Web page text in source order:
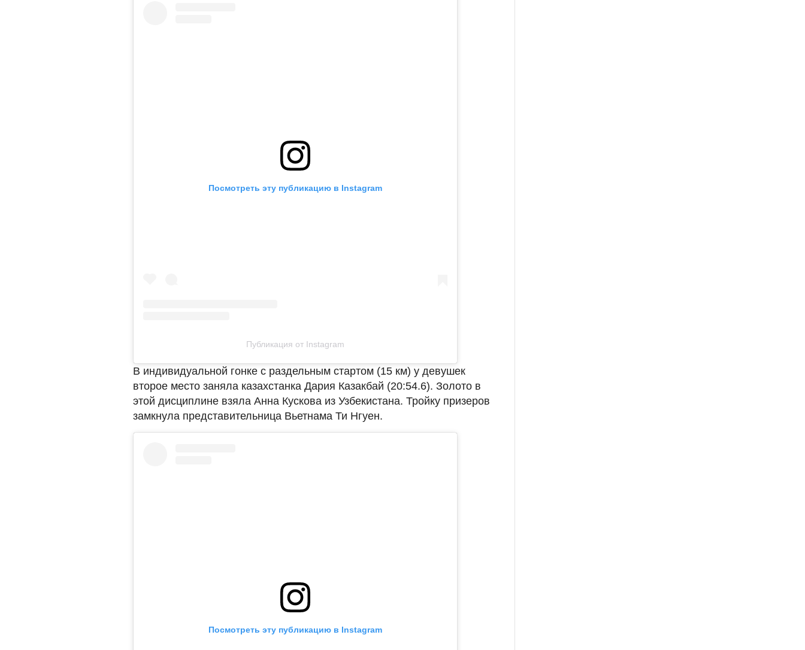
Посмотреть эту публикацию в Instagram
Публикация от Instagram
В индивидуальной гонке с раздельным стартом (15 км) у девушек
второе место заняла казахстанка Дария Казакбай (20:54.6). Золото в
этой дисциплине взяла Анна Кускова из Узбекистана. Тройку призеров
замкнула представительница Вьетнама Ти Нгуен.
Посмотреть эту публикацию в Instagram